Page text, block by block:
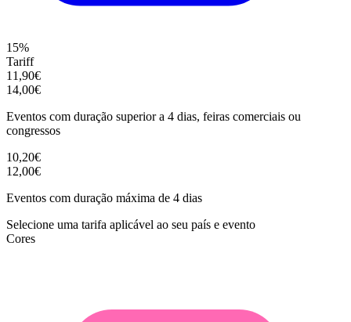
15%
Tariff
11,90€
14,00€
Eventos com duração superior a 4 dias, feiras comerciais ou
congressos
10,20€
12,00€
Eventos com duração máxima de 4 dias
Selecione uma tarifa aplicável ao seu país e evento
Cores